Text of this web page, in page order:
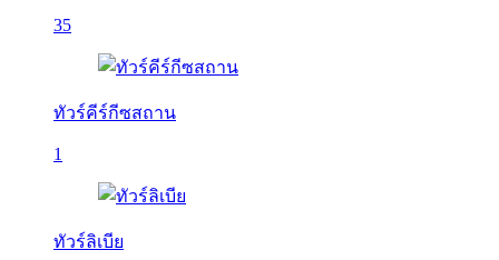
35
ทัวร์คีร์กีซสถาน
1
ทัวร์ลิเบีย